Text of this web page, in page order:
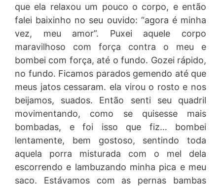
que ela relaxou um pouco o corpo, e então
falei baixinho no seu ouvido: “agora é minha
vez, meu amor”. Puxei aquele corpo
maravilhoso com força contra o meu e
bombei com força, até o fundo. Gozei rápido,
no fundo. Ficamos parados gemendo até que
meus jatos cessaram. ela virou o rosto e nos
beijamos, suados. Então senti seu quadril
movimentando, como se quisesse mais
bombadas, e foi isso que fiz… bombei
lentamente, bem gostoso, sentindo toda
aquela porra misturada com o mel dela
escorrendo e lambuzando minha pica e meu
saco. Estávamos com as pernas bambas